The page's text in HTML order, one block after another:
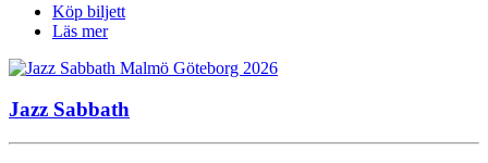
Köp biljett
Läs mer
Jazz Sabbath